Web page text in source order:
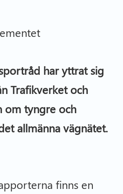
har yttrat sig
Trafikverket och
om tyngre och
allmänna vägnätet.
finns en